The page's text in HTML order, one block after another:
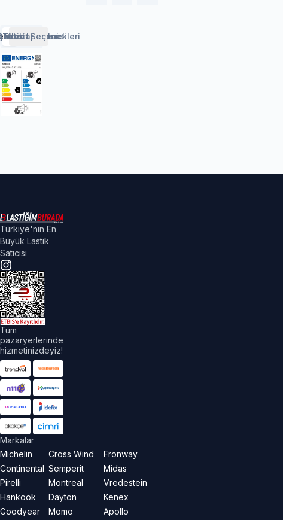
Rehberi
Montaj Hizmeti
Taksit Seçenekleri
Türkiye'nin En
Büyük Lastik
Satıcısı
Tüm
pazaryerlerinde
hizmetinizdeyiz!
Markalar
Michelin
Continental
Pirelli
Hankook
Goodyear
Cross Wind
Semperit
Montreal
Dayton
Momo
Fronway
Midas
Vredestein
Kenex
Apollo